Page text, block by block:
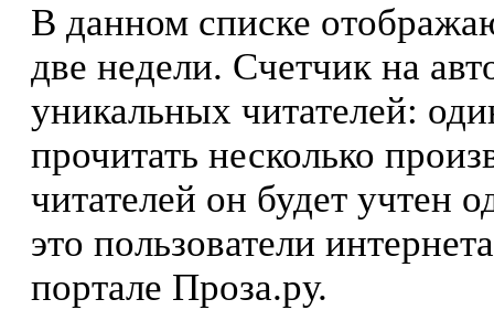
В данном списке
две недели. Счетчик на
уникальных читателей:
прочитать несколько
читателей он будет учтен
это пользователи
портале Проза.ру.